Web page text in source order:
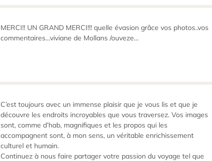
MERCI!! UN GRAND MERCI!!! quelle évasion grâce vos photos..vos
commentaires…viviane de Mollans /ouveze…
C’est toujours avec un immense plaisir que je vous lis et que je
découvre les endroits incroyables que vous traversez. Vos images
sont, comme d’hab, magnifiques et les propos qui les
accompagnent sont, à mon sens, un véritable enrichissement
culturel et humain.
Continuez à nous faire partager votre passion du voyage tel que